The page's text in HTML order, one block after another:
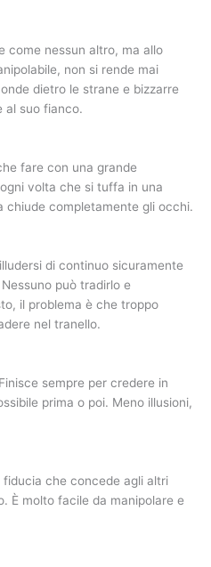
come nessun altro, ma allo
non si rende mai
dietro le strane e bizzarre
al suo fianco.
fare con una grande
volta che si tuffa in una
chiude completamente gli occhi.
di continuo sicuramente
può tradirlo e
il problema è che troppo
nel tranello.
sempre per credere in
prima o poi. Meno illusioni,
che concede agli altri
È molto facile da manipolare e